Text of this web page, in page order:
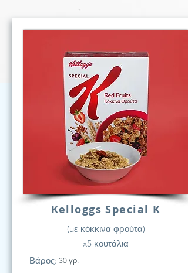
Kelloggs Special K
(με κόκκινα φρούτα)
x5 κουτάλια
Βάρος: 30 γρ.